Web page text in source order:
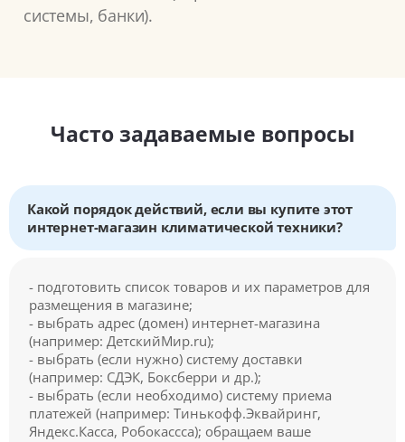
системы, банки).
Часто задаваемые вопросы
Какой порядок действий, если вы купите этот
интернет-магазин климатической техники?
- подготовить список товаров и их параметров для
размещения в магазине;
- выбрать адрес (домен) интернет-магазина
(например: ДетскийМир.ru);
- выбрать (если нужно) систему доставки
(например: СДЭК, Боксберри и др.);
- выбрать (если необходимо) систему приема
платежей (например: Тинькофф.Эквайринг,
Яндекс.Касса, Робокассса); обращаем ваше